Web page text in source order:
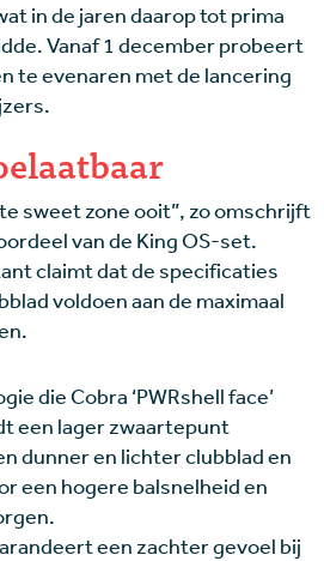
in de jaren daarop tot prima
Vanaf 1 december probeert
te evenaren met de lancering
sweet zone ooit”, zo omschrijft
van de King OS-set.
claimt dat de specificaties
voldoen aan de maximaal
die Cobra ‘PWRshell face’
een lager zwaartepunt
dunner en lichter clubblad en
een hogere balsnelheid en
een zachter gevoel bij